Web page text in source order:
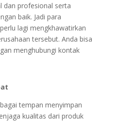
dan profesional serta
baik. Jadi para
lagi mengkhawatirkan
tersebut. Anda bisa
menghubungi kontak
tempan menyimpan
kualitas dari produk